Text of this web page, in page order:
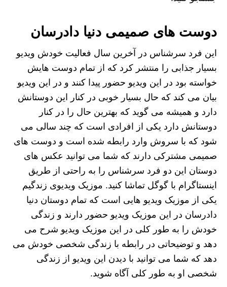
دوست های صمیمی دنیا دادرسان
این فرد سرشناس در آخرین سال فعالیت خودش ویدیو
بسیار جذابی را منتشر کرد که از تمام دوست هایش
خواسته بود در این ویدیو حضور پیدا کنند و در این ویدیو
بیان می‌ کند که حال بسیار خوبی در کنار این دوستانش
دارد و همیشه می‌ گوید که بهترین حال را در کنار
دوستانش دارد یکی از افرادی است که چند سالی می
شود که با سروش وارد رابطه شده است و دوست های
صمیمی مشترکی دارند که شما می‌ توانید عکس‌ های
دوستان این دو فرد سرشناس را به راحتی از طریق
اینستاگرام با گوگل تماشا کنید. موزیک ویدیوی زندگیم
یکی از موزیک ویدیو هایی است که تمام دوستان دنیا
دادرسان در این موزیک ویدیو حضور دارند و زندگی
خودش را به طور کلی در این موزیک ویدیو شرح می
دهد و توضیحاتی در رابطه با زندگی شخصی خودش می
دهد که شما می‌ توانید با دیدن این ویدیو از زندگی
شخصی او به طور کلی آگاه شوید.